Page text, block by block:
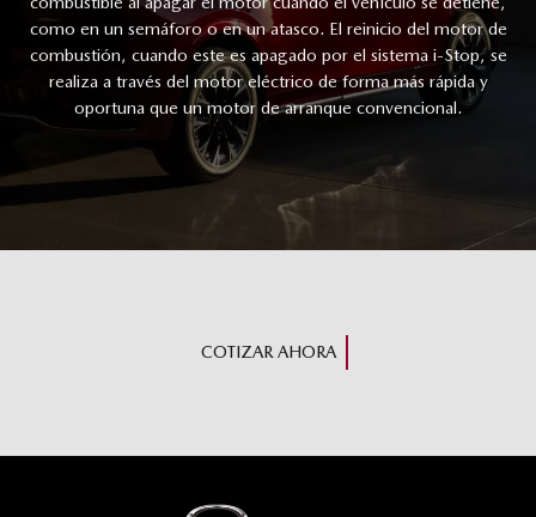
como en un semáforo o en un atasco. El reinicio del motor de
combustión, cuando este es apagado por el sistema i-Stop, se
realiza a través del motor eléctrico de forma más rápida y
oportuna que un motor de arranque convencional.
COTIZAR AHORA